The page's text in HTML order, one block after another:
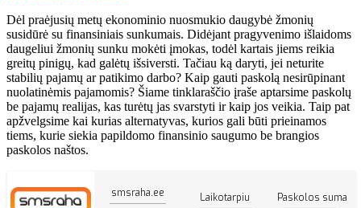
Dėl praėjusių metų ekonominio nuosmukio daugybė žmonių
susidūrė su finansiniais sunkumais. Didėjant pragyvenimo išlaidoms
daugeliui žmonių sunku mokėti įmokas, todėl kartais jiems reikia
greitų pinigų, kad galėtų išsiversti. Tačiau ką daryti, jei neturite
stabilių pajamų ar patikimo darbo? Kaip gauti paskolą nesirūpinant
nuolatinėmis pajamomis? Šiame tinklaraščio įraše aptarsime paskolų
be pajamų realijas, kas turėtų jas svarstyti ir kaip jos veikia. Taip pat
apžvelgsime kai kurias alternatyvas, kurios gali būti prieinamos
tiems, kurie siekia papildomo finansinio saugumo be brangios
paskolos naštos.
smsraha.ee Laikotarpiu Paskolos suma